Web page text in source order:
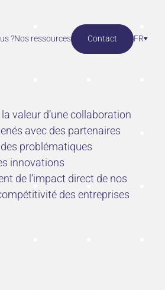
?Nos ressources Contact FR
valeur d’une collaboration
avec des partenaires
problématiques
innovations
de l’impact direct de nos
des entreprises